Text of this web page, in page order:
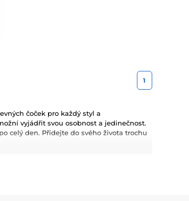
1
čoček pro každý styl a
vyjádřit svou osobnost a jedinečnost.
celý den. Přidejte do svého života trochu